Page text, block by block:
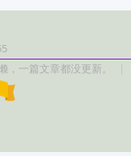
，一篇文章都没更新。 |